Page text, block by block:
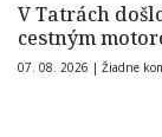
V Tatrách
cestným
07. 08. 2026 | Žiadne